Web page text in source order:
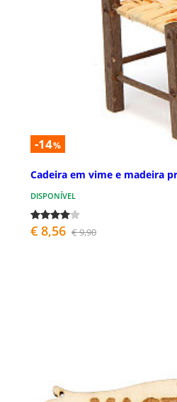
-14%
Cadeira em vime e madeira
DISPONÍVEL
€ 8,56 € 9,90